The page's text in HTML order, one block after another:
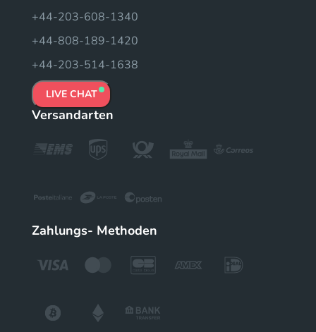
+44-203-608-1340
+44-808-189-1420
+44-203-514-1638
LIVE CHAT
Versandarten
Zahlungs- Methoden